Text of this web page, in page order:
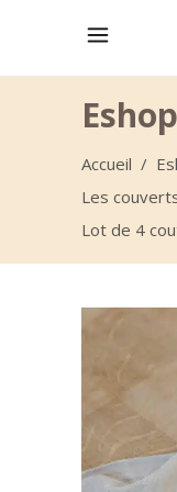
Eshop
Accueil /
Les
Lot de 4